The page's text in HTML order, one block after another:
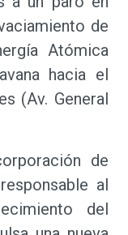
de
Atómica
hacia el
(Av. General
de
al
del